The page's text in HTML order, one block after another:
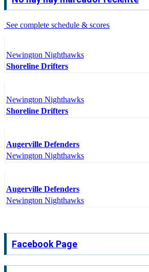
See complete schedule & scores
Newington Nighthawks
Shoreline Drifters
Newington Nighthawks
Shoreline Drifters
Augerville Defenders
Newington Nighthawks
Augerville Defenders
Newington Nighthawks
Facebook Page